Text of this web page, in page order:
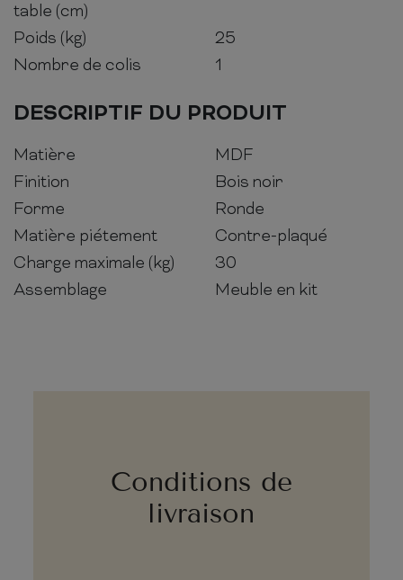
table (cm)
Poids (kg)
25
Nombre de colis
1
DESCRIPTIF DU PRODUIT
Matière
MDF
Finition
Bois noir
Forme
Ronde
Matière piétement
Contre-plaqué
Charge maximale (kg)
30
Assemblage
Meuble en kit
Conditions de
livraison